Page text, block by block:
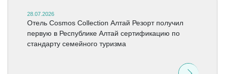
28.07.2026
Отель Cosmos Collection Алтай Резорт получил
первую в Республике Алтай сертификацию по
стандарту семейного туризма